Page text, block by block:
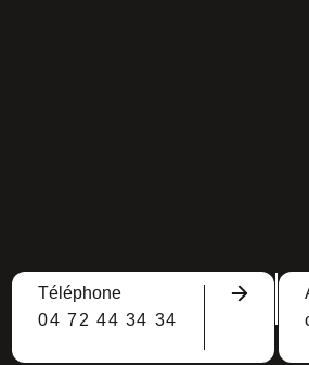
Téléphone
04 72 44 34 34